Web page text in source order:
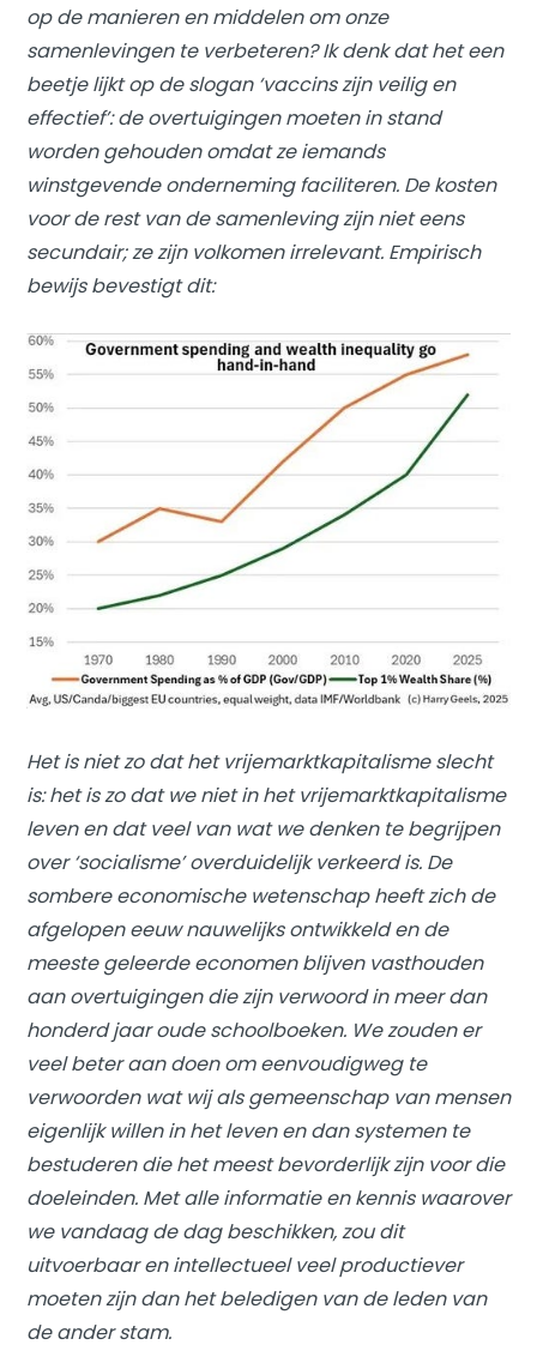
op de manieren en middelen om onze
samenlevingen te verbeteren? Ik denk dat het een
beetje lijkt op de slogan ‘vaccins zijn veilig en
effectief’: de overtuigingen moeten in stand
worden gehouden omdat ze iemands
winstgevende onderneming faciliteren. De kosten
voor de rest van de samenleving zijn niet eens
secundair; ze zijn volkomen irrelevant. Empirisch
bewijs bevestigt dit:
Het is niet zo dat het vrijemarktkapitalisme slecht
is: het is zo dat we niet in het vrijemarktkapitalisme
leven en dat veel van wat we denken te begrijpen
over ‘socialisme’ overduidelijk verkeerd is. De
sombere economische wetenschap heeft zich de
afgelopen eeuw nauwelijks ontwikkeld en de
meeste geleerde economen blijven vasthouden
aan overtuigingen die zijn verwoord in meer dan
honderd jaar oude schoolboeken. We zouden er
veel beter aan doen om eenvoudigweg te
verwoorden wat wij als gemeenschap van mensen
eigenlijk willen in het leven en dan systemen te
bestuderen die het meest bevorderlijk zijn voor die
doeleinden. Met alle informatie en kennis waarover
we vandaag de dag beschikken, zou dit
uitvoerbaar en intellectueel veel productiever
moeten zijn dan het beledigen van de leden van
deanderstam.